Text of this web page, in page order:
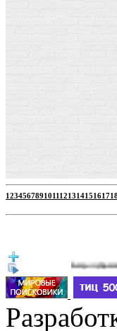
1234567891011121314151617
http://